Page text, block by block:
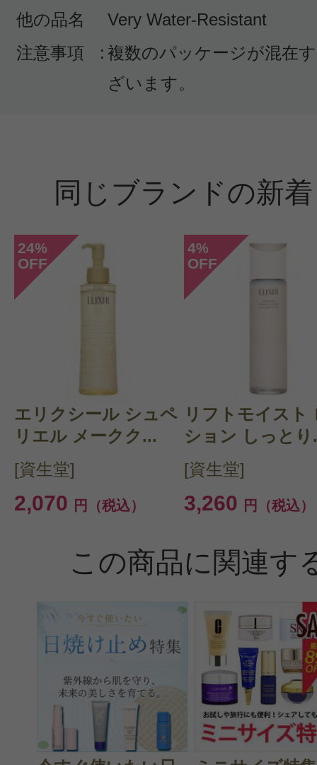
クチコミを投稿する
CT会員様は、マイページの「購
他の品名
Very Water-Resistant
注意事項
: 複数のパッケージが混在
ざいます。
同じブランドの新
24%
OFF
エリクシール シュペ
リエル メークク...
[資生堂]
2,070 円（税込）
4%
OFF
リフトモイスト
ション しっとり
[資生堂]
3,260 円（税込）
この商品に関連す